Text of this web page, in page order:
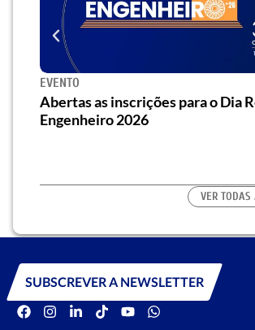
EVENTO
Abertas as inscrições para o Dia
Engenheiro 2026
VER TODAS
SUBSCREVER A NEWSLETTER